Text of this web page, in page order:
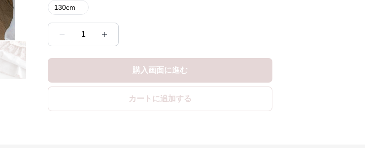
130cm
1
購入画面に進む
カートに追加する